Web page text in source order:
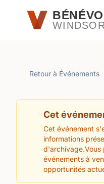
Passer au contenu
WINDSOR
Retour à Événements
Cet
Cet événement
informations
d'archivage.Vous
événements à
opportunités